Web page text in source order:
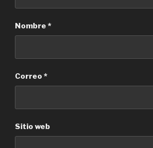
Nombre *
Correo *
Sitio web